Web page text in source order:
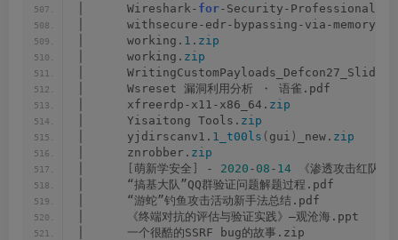
│      Wireshark- for-Security-Professionals_
│      withsecure-edr-bypassing-via-memory-
│      working. 1 . zip
│      working. zip
│      WritingCustomPayloads_Defcon27_Slides.
│      Wsreset 漏洞利用分析 ・ 语雀.pdf
│      xfreerdp-x11-x86_64. zip
│      Yisaitong Tools. zip
│      yjdirscanv1. 1_t00ls ( gui ) _new. zip
│      znrobber. zip
萌新学安全 - 2020 - 08 - 14 《渗透攻击红队
│      “搞基大队”QQ群验证问题解题过程.pdf
│      “游蛇”钓鱼攻击活动新手法总结.pdf
│      《终端对抗的评估与验证实践》―观沧海.ppt
│      一个很酷的SSRF bug的故事.zip